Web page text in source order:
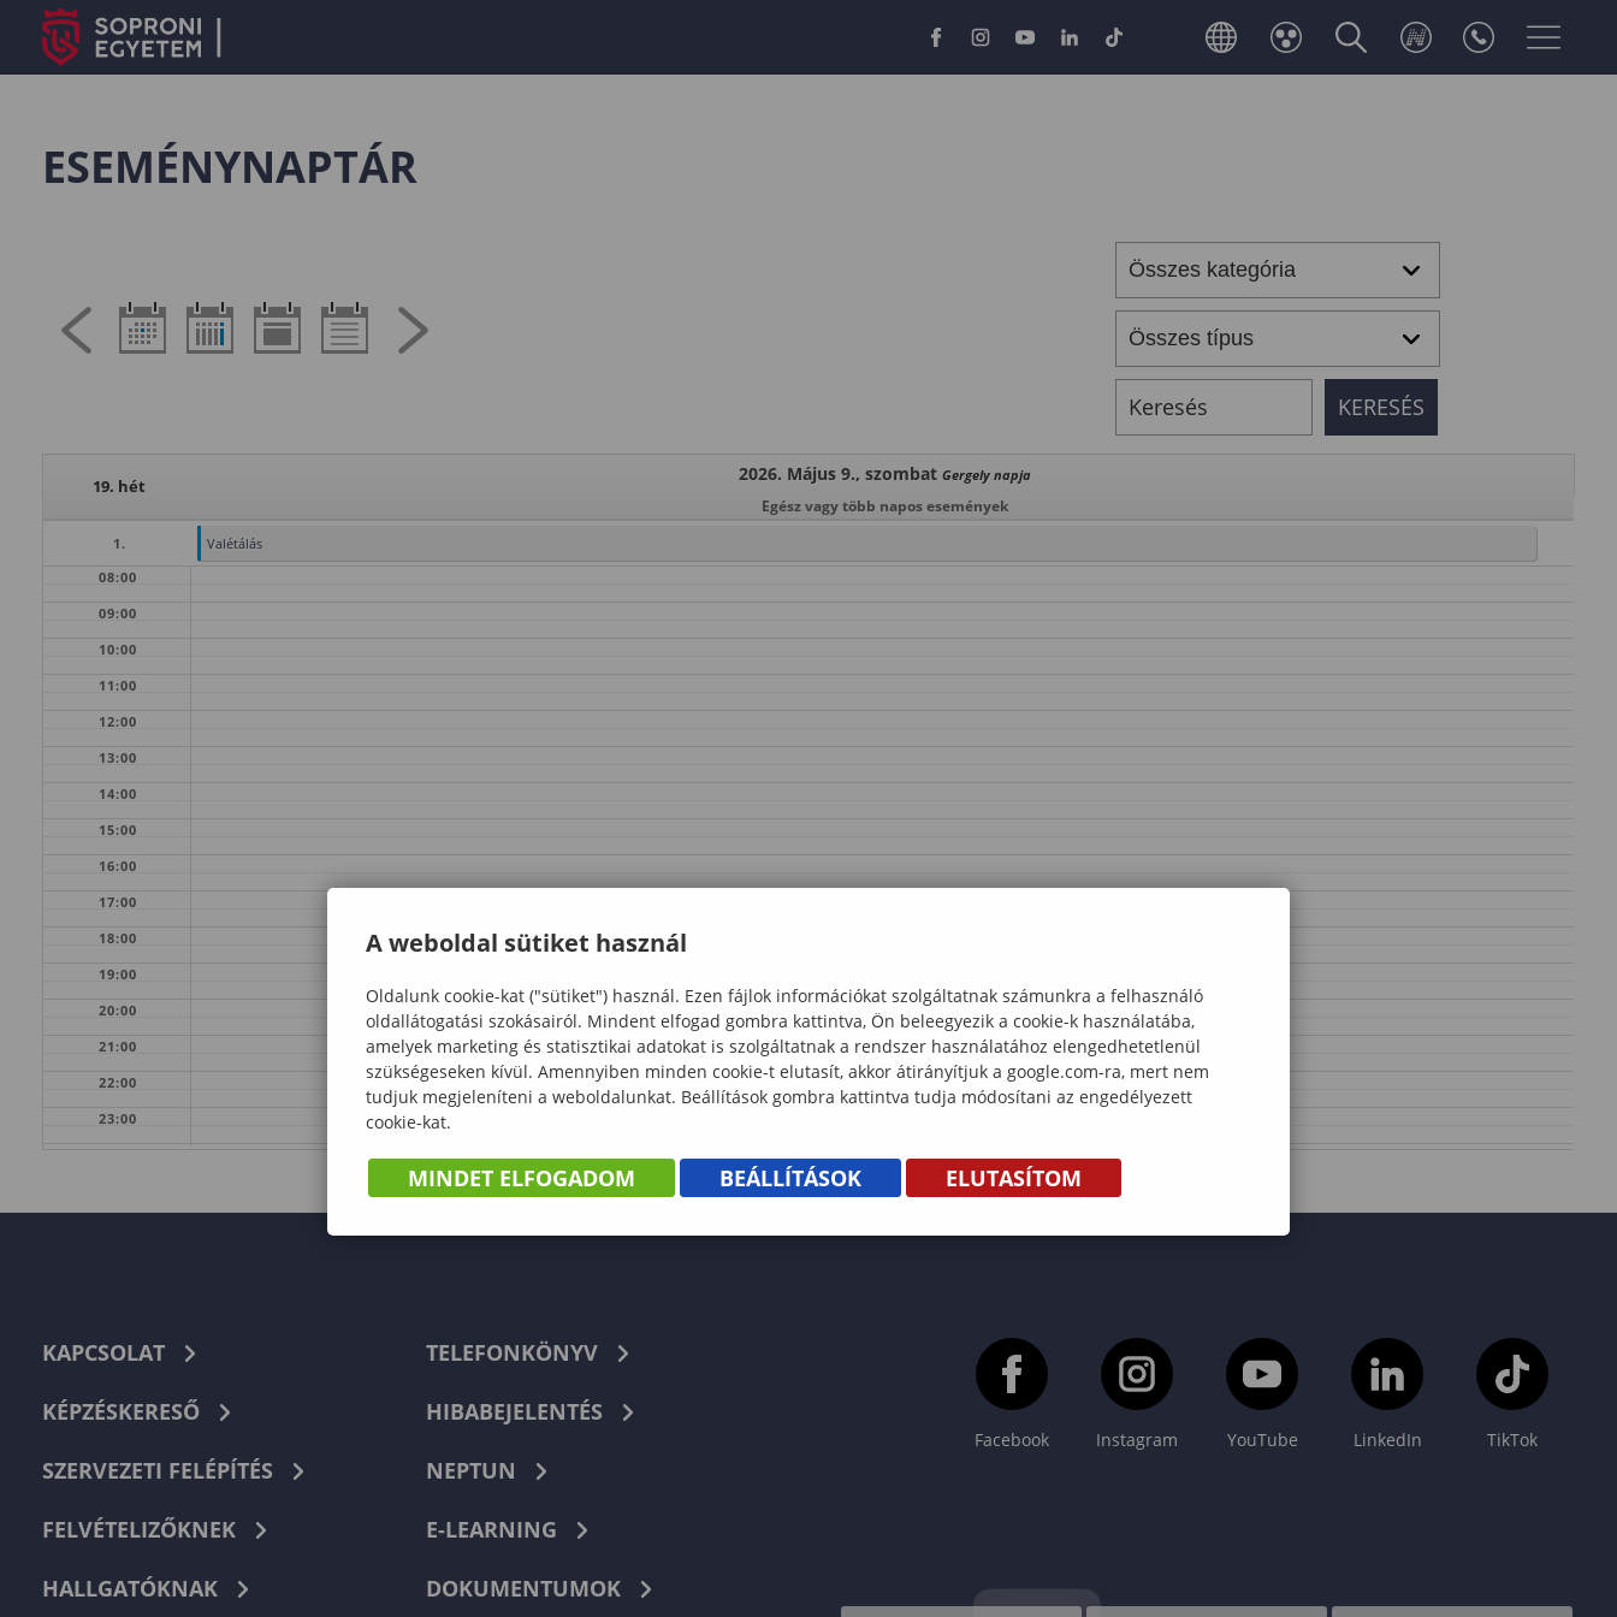
ESEMÉNYNAPTÁR
19. hét
2026. Május 9., szombat Gergely napja
Egész vagy több napos események
1.
Valétálás
08:00
09:00
10:00
11:00
12:00
13:00
14:00
15:00
16:00
17:00
18:00
19:00
20:00
21:00
22:00
23:00
KAPCSOLAT
KÉPZÉSKERESŐ
SZERVEZETI FELÉPÍTÉS
FELVÉTELIZŐKNEK
HALLGATÓKNAK
TELEFONKÖNYV
HIBABEJELENTÉS
NEPTUN
E-LEARNING
DOKUMENTUMOK
Facebook Instagram YouTube LinkedIn TikTok
A weboldal sütiket használ
Oldalunk cookie-kat ("sütiket") használ. Ezen fájlok információkat szolgáltatnak számunkra a felhasználó
oldallátogatási szokásairól. Mindent elfogad gombra kattintva, Ön beleegyezik a cookie-k használatába,
amelyek marketing és statisztikai adatokat is szolgáltatnak a rendszer használatához elengedhetetlenül
szükségeseken kívül. Amennyiben minden cookie-t elutasít, akkor átirányítjuk a google.com-ra, mert nem
tudjuk megjeleníteni a weboldalunkat. Beállítások gombra kattintva tudja módosítani az engedélyezett
cookie-kat.
MINDET ELFOGADOM BEÁLLÍTÁSOK ELUTASÍTOM